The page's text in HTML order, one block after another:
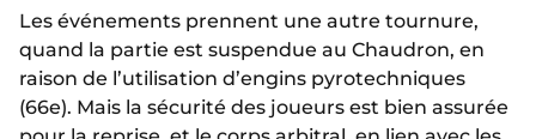
Les événements prennent une autre tournure,
quand la partie est suspendue au Chaudron, en
raison de l’utilisation d’engins pyrotechniques
(66e). Mais la sécurité des joueurs est bien assurée